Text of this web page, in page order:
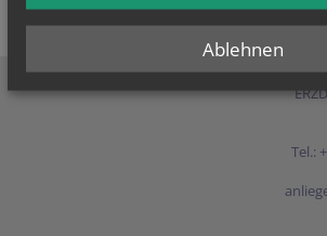
Tel.:
Ablehnen